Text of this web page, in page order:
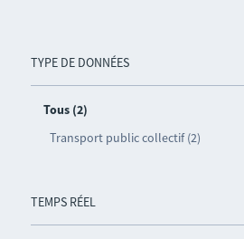
TYPE DE DONNÉES
Tous (2)
Transport public collectif (2)
TEMPS RÉEL